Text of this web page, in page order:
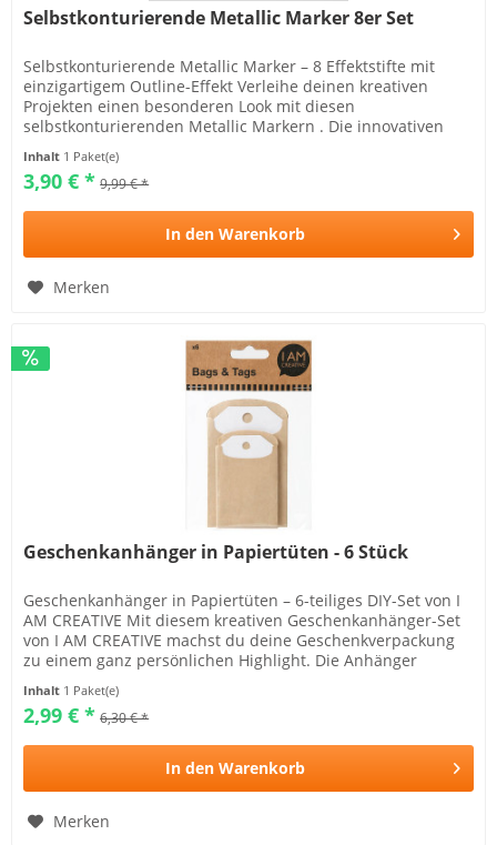
Selbstkonturierende Metallic Marker 8er Set
Selbstkonturierende Metallic Marker – 8 Effektstifte mit
einzigartigem Outline-Effekt Verleihe deinen kreativen
Projekten einen besonderen Look mit diesen
selbstkonturierenden Metallic Markern . Die innovativen
Inhalt 1 Paket(e)
3,90 € * 9,99 € *
In den Warenkorb
Merken
Geschenkanhänger in Papiertüten - 6 Stück
Geschenkanhänger in Papiertüten – 6-teiliges DIY-Set von I
AM CREATIVE Mit diesem kreativen Geschenkanhänger-Set
von I AM CREATIVE machst du deine Geschenkverpackung
zu einem ganz persönlichen Highlight. Die Anhänger
Inhalt 1 Paket(e)
2,99 € * 6,30 € *
In den Warenkorb
Merken